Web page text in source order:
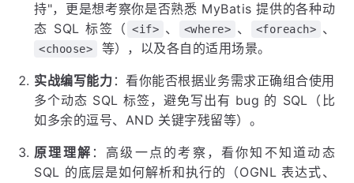
持"，更是想考察你是否熟悉 MyBatis 提供的各种动
态 SQL 标签（ <if> 、 <where> 、 <foreach> 、
<choose> 等），以及各自的适用场景。
实战编写能力 ：看你能否根据业务需求正确组合使用
多个动态 SQL 标签，避免写出有 bug 的 SQL（比
如多余的逗号、AND 关键字残留等）。
原理理解 ：高级一点的考察，看你知不知道动态
SQL 的底层是如何解析和执行的（OGNL 表达式、